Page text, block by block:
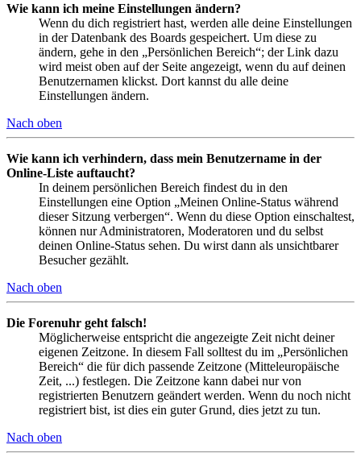
Wie kann ich meine Einstellungen ändern?
Wenn du dich registriert hast, werden alle deine Einstellungen
in der Datenbank des Boards gespeichert. Um diese zu
ändern, gehe in den „Persönlichen Bereich“; der Link dazu
wird meist oben auf der Seite angezeigt, wenn du auf deinen
Benutzernamen klickst. Dort kannst du alle deine
Einstellungen ändern.
Nach oben
Wie kann ich verhindern, dass mein Benutzername in der
Online-Liste auftaucht?
In deinem persönlichen Bereich findest du in den
Einstellungen eine Option „Meinen Online-Status während
dieser Sitzung verbergen“. Wenn du diese Option einschaltest,
können nur Administratoren, Moderatoren und du selbst
deinen Online-Status sehen. Du wirst dann als unsichtbarer
Besucher gezählt.
Nach oben
Die Forenuhr geht falsch!
Möglicherweise entspricht die angezeigte Zeit nicht deiner
eigenen Zeitzone. In diesem Fall solltest du im „Persönlichen
Bereich“ die für dich passende Zeitzone (Mitteleuropäische
Zeit, ...) festlegen. Die Zeitzone kann dabei nur von
registrierten Benutzern geändert werden. Wenn du noch nicht
registriert bist, ist dies ein guter Grund, dies jetzt zu tun.
Nach oben